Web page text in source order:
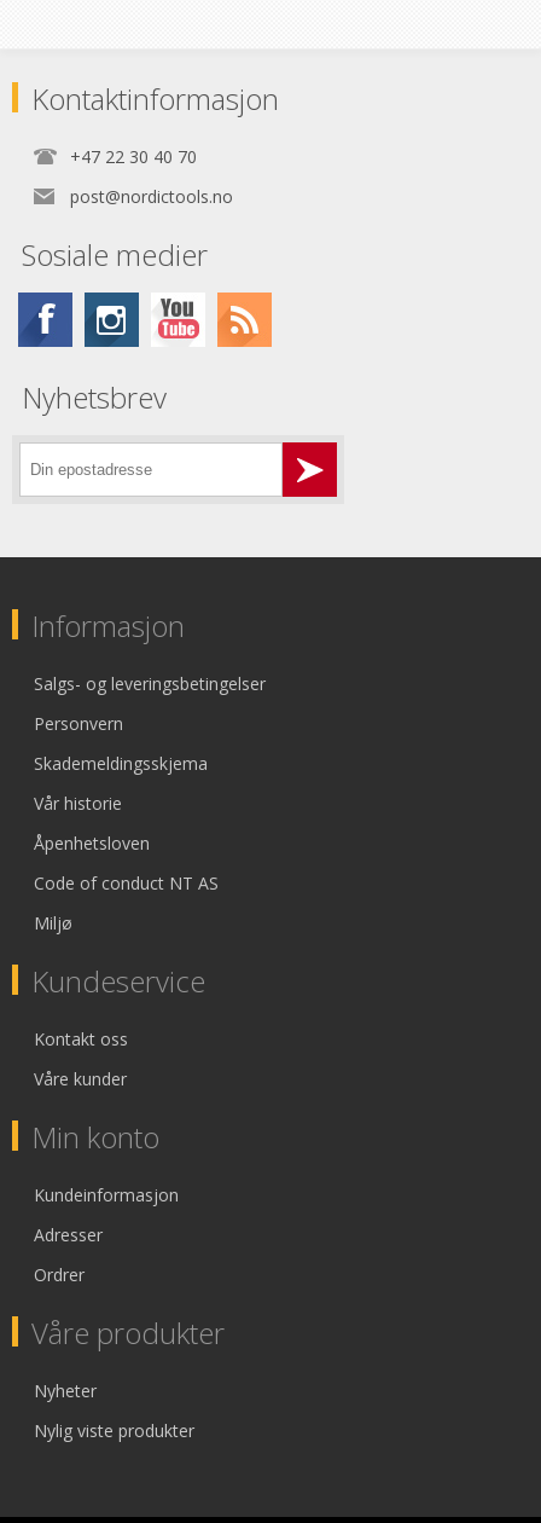
Kontaktinformasjon
+47 22 30 40 70
post@nordictools.no
Sosiale medier
Nyhetsbrev
Informasjon
Salgs- og leveringsbetingelser
Personvern
Skademeldingsskjema
Vår historie
Åpenhetsloven
Code of conduct NT AS
Miljø
Kundeservice
Kontakt oss
Våre kunder
Min konto
Kundeinformasjon
Adresser
Ordrer
Våre produkter
Nyheter
Nylig viste produkter